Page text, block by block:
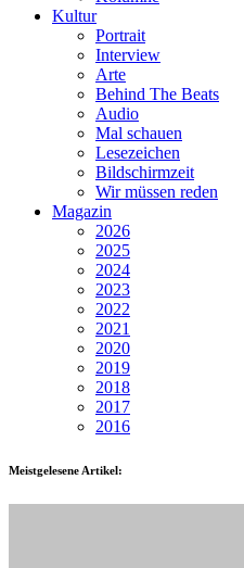
Kultur
Portrait
Interview
Arte
Behind The Beats
Audio
Mal schauen
Lesezeichen
Bildschirmzeit
Wir müssen reden
Magazin
2026
2025
2024
2023
2022
2021
2020
2019
2018
2017
2016
Meistgelesene Artikel: